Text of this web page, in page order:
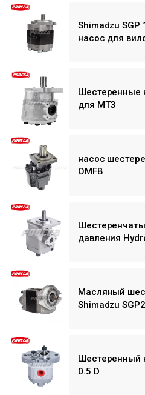
Shimadzu
насос для
Шестеренные
для МТЗ
насос
OMFB
давления
Масляный
Shimadzu SGP2
Шестеренный
0.5 D